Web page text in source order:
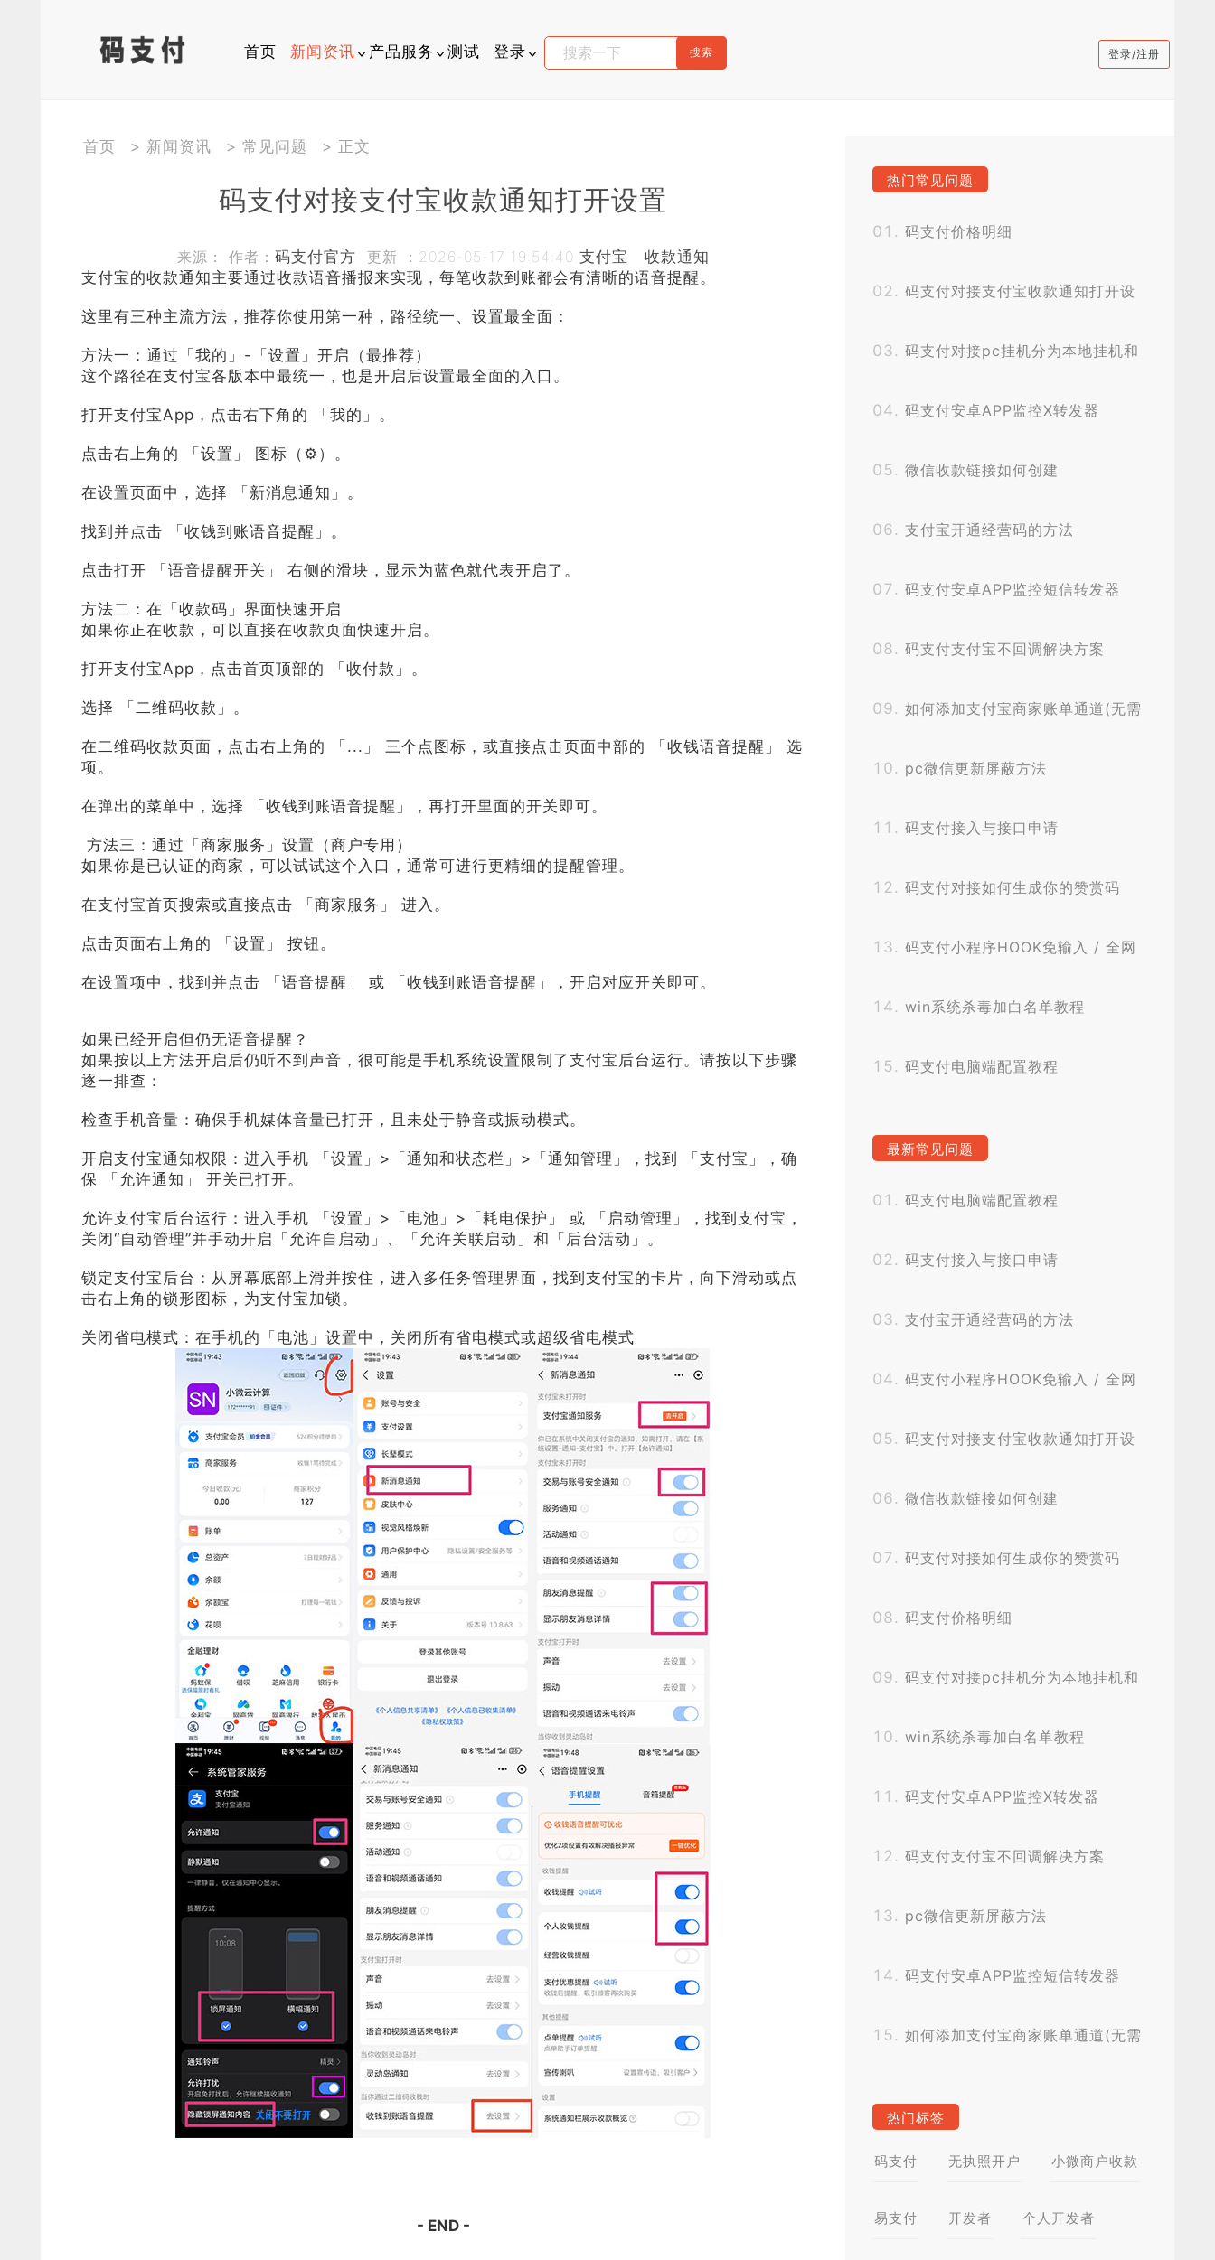
首页 新闻资讯
常见问题
关于我们
产品服务
开发文档
开发者工具箱
多尺寸图标生成器
测试 登录 登录/注册
首页 > 新闻资讯 > 常见问题 > 正文
码支付对接支付宝收款通知打开设置
来源： 作者： 码支付官方 更新 ：2026-05-17 19:54:40 支付宝
收款通知
支付宝的收款通知主要通过收款语音播报来实现，每笔收款到账都会有清晰的语音提醒。
这里有三种主流方法，推荐你使用第一种，路径统一、设置最全面：
方法一：通过「我的」-「设置」开启（最推荐）
这个路径在支付宝各版本中最统一，也是开启后设置最全面的入口。
打开支付宝App，点击右下角的 「我的」。
点击右上角的 「设置」 图标（⚙️）。
在设置页面中，选择 「新消息通知」。
找到并点击 「收钱到账语音提醒」。
点击打开 「语音提醒开关」 右侧的滑块，显示为蓝色就代表开启了。
方法二：在「收款码」界面快速开启
如果你正在收款，可以直接在收款页面快速开启。
打开支付宝App，点击首页顶部的 「收付款」。
选择 「二维码收款」。
在二维码收款页面，点击右上角的 「...」 三个点图标，或直接点击页面中部的 「收钱语音提醒」 选
项。
在弹出的菜单中，选择 「收钱到账语音提醒」，再打开里面的开关即可。
方法三：通过「商家服务」设置（商户专用）
如果你是已认证的商家，可以试试这个入口，通常可进行更精细的提醒管理。
在支付宝首页搜索或直接点击 「商家服务」 进入。
点击页面右上角的 「设置」 按钮。
在设置项中，找到并点击 「语音提醒」 或 「收钱到账语音提醒」，开启对应开关即可。
如果已经开启但仍无语音提醒？
如果按以上方法开启后仍听不到声音，很可能是手机系统设置限制了支付宝后台运行。请按以下步骤
逐一排查：
检查手机音量：确保手机媒体音量已打开，且未处于静音或振动模式。
开启支付宝通知权限：进入手机 「设置」>「通知和状态栏」>「通知管理」，找到 「支付宝」，确
保 「允许通知」 开关已打开。
允许支付宝后台运行：进入手机 「设置」>「电池」>「耗电保护」 或 「启动管理」，找到支付宝，
关闭“自动管理”并手动开启「允许自启动」、「允许关联启动」和「后台活动」。
锁定支付宝后台：从屏幕底部上滑并按住，进入多任务管理界面，找到支付宝的卡片，向下滑动或点
击右上角的锁形图标，为支付宝加锁。
关闭省电模式：在手机的「电池」设置中，关闭所有省电模式或超级省电模式
- END -
热门常见问题
码支付价格明细
码支付对接支付宝收款通知打开设
码支付对接pc挂机分为本地挂机和
码支付安卓APP监控X转发器
微信收款链接如何创建
支付宝开通经营码的方法
码支付安卓APP监控短信转发器
码支付支付宝不回调解决方案
如何添加支付宝商家账单通道(无需
pc微信更新屏蔽方法
码支付接入与接口申请
码支付对接如何生成你的赞赏码
码支付小程序HOOK免输入 / 全网
win系统杀毒加白名单教程
码支付电脑端配置教程
最新常见问题
码支付电脑端配置教程
码支付接入与接口申请
支付宝开通经营码的方法
码支付小程序HOOK免输入 / 全网
码支付对接支付宝收款通知打开设
微信收款链接如何创建
码支付对接如何生成你的赞赏码
码支付价格明细
码支付对接pc挂机分为本地挂机和
win系统杀毒加白名单教程
码支付安卓APP监控X转发器
码支付支付宝不回调解决方案
pc微信更新屏蔽方法
码支付安卓APP监控短信转发器
如何添加支付宝商家账单通道(无需
热门标签
码支付 无执照开户 小微商户收款
易支付 开发者 个人开发者